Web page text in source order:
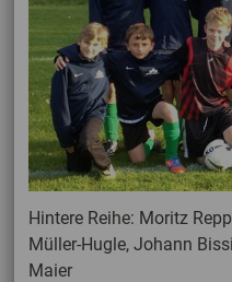
Hintere Reihe: Moritz
Müller-Hugle, Johann
Maier